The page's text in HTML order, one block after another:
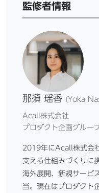
監修者情報
那須 瑶香 (Yoka
Acall株式会社
プロダクト企画グル
2019年にAcall株式会
支える仕組みづくりに
海外展開、新規サービ
当。現在はプロダクト